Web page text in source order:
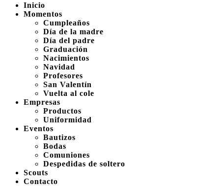
Inicio
Momentos
Cumpleaños
Día de la madre
Día del padre
Graduación
Nacimientos
Navidad
Profesores
San Valentín
Vuelta al cole
Empresas
Productos
Uniformidad
Eventos
Bautizos
Bodas
Comuniones
Despedidas de soltero
Scouts
Contacto